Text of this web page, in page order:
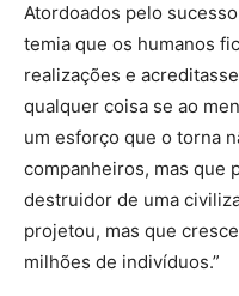
Atordoados pelo
temia que os humanos
realizações e
qualquer coisa se ao
um esforço que o torna
companheiros, mas que
destruidor de uma
projetou, mas que
milhões de indivíduos.”